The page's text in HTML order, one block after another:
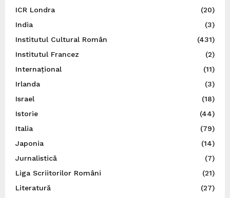
ICR Londra
(20)
India
(3)
Institutul Cultural Român
(431)
Institutul Francez
(2)
Internațional
(11)
Irlanda
(3)
Israel
(18)
Istorie
(44)
Italia
(79)
Japonia
(14)
Jurnalistică
(7)
Liga Scriitorilor Români
(21)
Literatură
(27)